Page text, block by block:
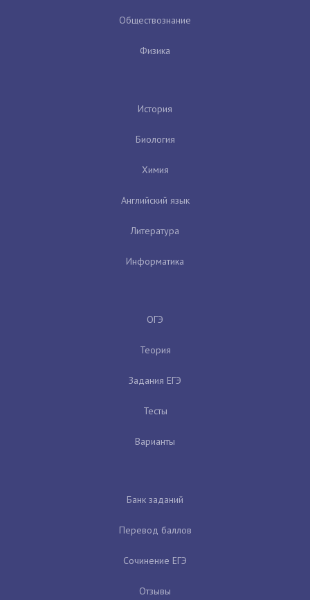
Обществознание
Физика
История
Биология
Химия
Английский язык
Литература
Информатика
ОГЭ
Теория
Задания ЕГЭ
Тесты
Варианты
Банк заданий
Перевод баллов
Сочинение ЕГЭ
Отзывы